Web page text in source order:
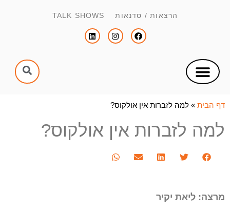
הרצאות / סדנאות TALK SHOWS
דף הבית » למה לזברות אין אולקוס?
למה לזברות אין אולקוס?
מרצה: ליאת יקיר